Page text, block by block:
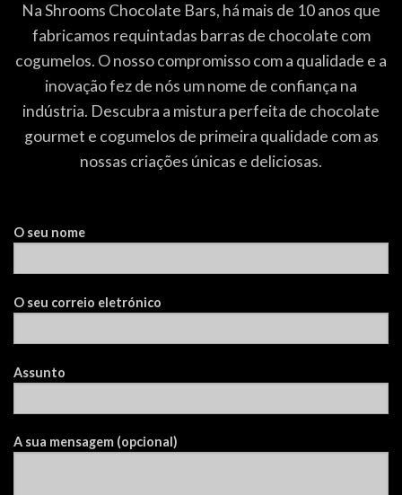
Na Shrooms Chocolate Bars, há mais de 10 anos que
fabricamos requintadas barras de chocolate com
cogumelos. O nosso compromisso com a qualidade e a
inovação fez de nós um nome de confiança na
indústria. Descubra a mistura perfeita de chocolate
gourmet e cogumelos de primeira qualidade com as
nossas criações únicas e deliciosas.
O seu nome
O seu correio eletrónico
Assunto
A sua mensagem (opcional)